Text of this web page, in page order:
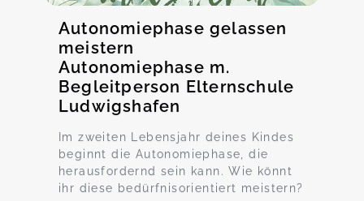
Autonomiephase gelassen
meistern
Autonomiephase m.
Begleitperson Elternschule
Ludwigshafen
Im zweiten Lebensjahr deines Kindes
beginnt die Autonomiephase, die
herausfordernd sein kann. Wie könnt
ihr diese bedürfnisorientiert meistern?